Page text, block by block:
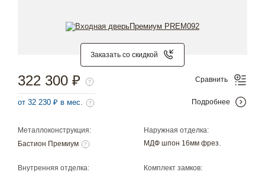
Заказать со скидкой
Металлоконструкция:
Бастион Премиум
Наружная отделка:
МДФ шпон 16мм фрез.
Внутренняя отделка:
Комплект замков:
322 300 ₽
от 32 230 ₽ в мес.
Сравнить
Подробнее